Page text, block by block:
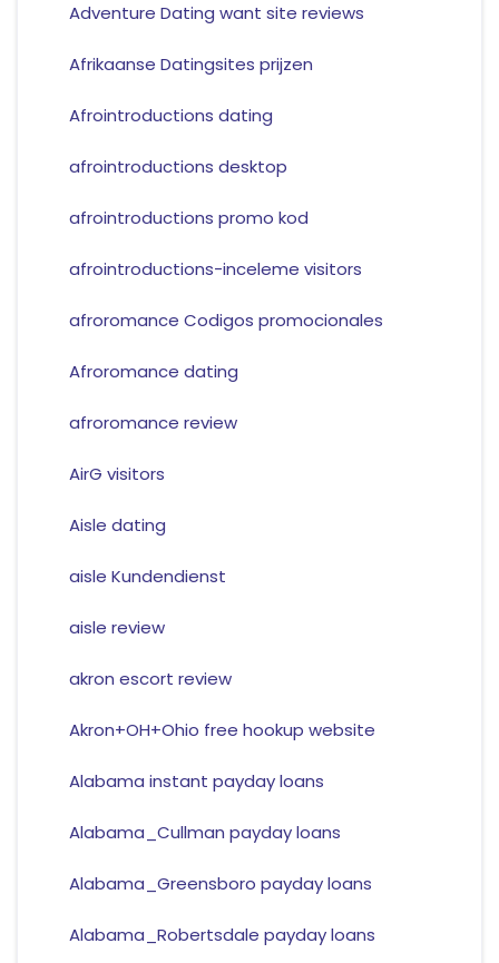
Adventure Dating want site reviews
Afrikaanse Datingsites prijzen
Afrointroductions dating
afrointroductions desktop
afrointroductions promo kod
afrointroductions-inceleme visitors
afroromance Codigos promocionales
Afroromance dating
afroromance review
AirG visitors
Aisle dating
aisle Kundendienst
aisle review
akron escort review
Akron+OH+Ohio free hookup website
Alabama instant payday loans
Alabama_Cullman payday loans
Alabama_Greensboro payday loans
Alabama_Robertsdale payday loans